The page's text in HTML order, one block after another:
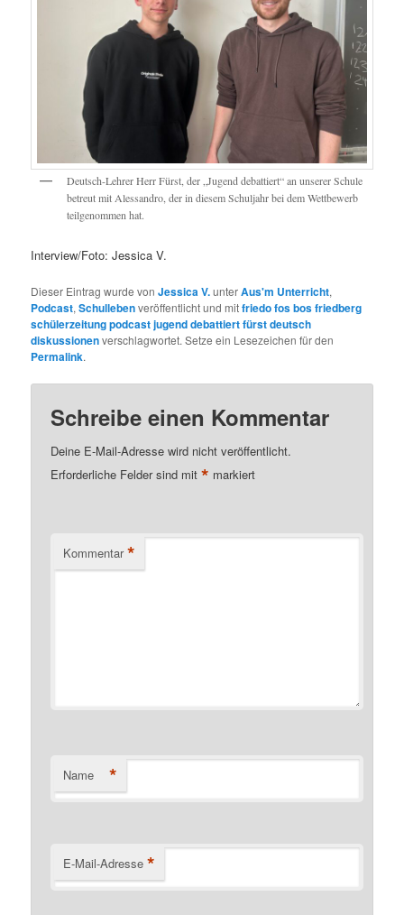
Deutsch-Lehrer Herr Fürst, der „Jugend debattiert“ an unserer Schule
betreut mit Alessandro, der in diesem Schuljahr bei dem Wettbewerb
teilgenommen hat.
Interview/Foto: Jessica V.
Dieser Eintrag wurde vonJessica V.unterAus'm Unterricht,
Podcast,Schullebenveröffentlicht und mitfriedo fos bos friedberg
schülerzeitung podcast jugend debattiert fürst deutsch
diskussionenverschlagwortet. Setze ein Lesezeichen für den
Permalink.
Schreibe einen Kommentar
Deine E-Mail-Adresse wird nicht veröffentlicht.
Erforderliche Felder sind mit* markiert
Kommentar *
Name *
E-Mail-Adresse *